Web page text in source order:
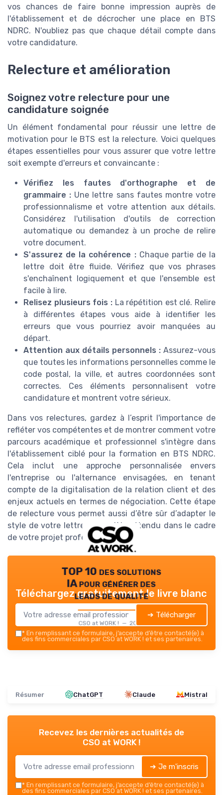
vos chances de faire bonne impression auprès de
l'établissement et de décrocher une place en BTS
NDRC. N'oubliez pas que chaque détail compte dans
votre candidature.
Relecture et amélioration
Soignez votre relecture pour une
candidature soignée
Un élément fondamental pour réussir une lettre de
motivation pour le BTS est la relecture. Voici quelques
étapes essentielles pour vous assurer que votre lettre
soit exempte d'erreurs et convaincante :
Vérifiez les fautes d'orthographe et de
grammaire : Une lettre sans fautes montre votre
professionnalisme et votre attention aux détails.
Considérez l'utilisation d'outils de correction
automatique ou demandez à un proche de relire
votre document.
S'assurez de la cohérence :Chaque partie de la
lettre doit être fluide. Vérifiez que vos phrases
s'enchaînent logiquement et que l'ensemble est
facile à lire.
Relisez plusieurs fois :La répétition est clé. Relire
à différentes étapes vous aide à identifier les
erreurs que vous pourriez avoir manquées au
départ.
Attention aux détails personnels : Assurez-vous
que toutes les informations personnelles comme le
code postal, la ville, et autres coordonnées sont
correctes. Ces éléments personnalisent votre
candidature et montrent votre sérieux.
Dans vos relectures, gardez à l’esprit l'importance de
refléter vos compétentes et de montrer comment votre
parcours académique et professionnel s'intègre dans
l'établissement ciblé pour la formation en BTS NDRC.
Cela inclut une approche personnalisée envers
l'entreprise ou l'alternance envisagées, en tenant
compte de la digitalisation de la relation client et des
enjeux actuels en termes de négociation. Cette étape
de relecture vous permet aussi d’être sûr d’adapter le
style de votre lettre au modèle attendu dans le cadre
de votre projet professionnel.
TOP 10 des solutions
IA pour générer des
leads de qualité
CSO at WORK ! — 2026
Téléchargez gratuitement le livre blanc
➔ Télécharger
* En remplissant ce formulaire, j’accepte d’être contacté(e) à
des fins commerciales par CSO at WORK ! et ses partenaires.
Résumer ChatGPT Claude Mistral
Recevez les dernières actualités de
CSO at WORK !
➔ Je m'inscris
* En remplissant ce formulaire, j’accepte d’être contacté(e) à
des fins commerciales par CSO at WORK ! et ses partenaires.